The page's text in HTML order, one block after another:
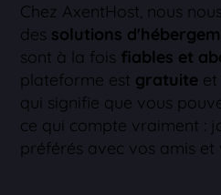
Chez AxentHost, nous
des solutions
sont à la fois fiables et
plateforme est gratuite
qui signifie que vous
ce qui compte vraiment :
préférés avec vos amis et